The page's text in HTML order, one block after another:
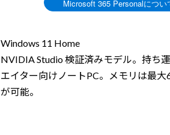
Windows 11 Home
NVIDIA Studio 検証済みモデル。持ち
エイター向けノートPC。メモリは最
が可能。